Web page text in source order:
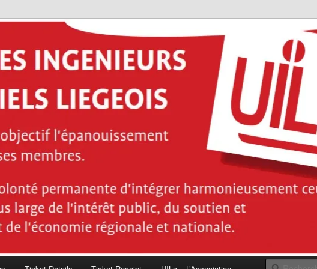
industriels Liégeois
de l'ingénieur industriel diplômés de la Haute École de la Province